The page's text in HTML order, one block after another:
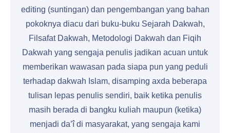
editing (suntingan) dan pengembangan yang bahan
pokoknya diacu dari buku-buku Sejarah Dakwah,
Filsafat Dakwah, Metodologi Dakwah dan Fiqih
Dakwah yang sengaja penulis jadikan acuan untuk
memberikan wawasan pada siapa pun yang peduli
terhadap dakwah Islam, disamping axda beberapa
tulisan lepas penulis sendiri, baik ketika penulis
masih berada di bangku kuliah maupun (ketika)
menjadi da’î di masyarakat, yang sengaja kami